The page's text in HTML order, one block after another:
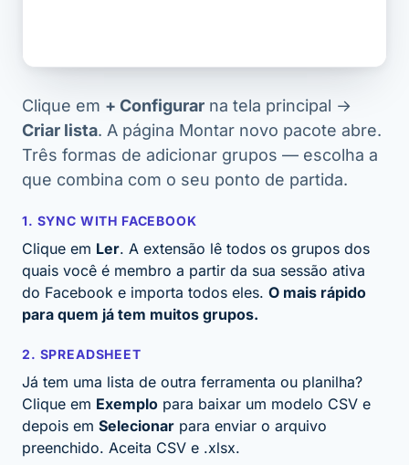
Clique em + Configurar na tela principal →
Criar lista. A página Montar novo pacote abre.
Três formas de adicionar grupos — escolha a
que combina com o seu ponto de partida.
1. SYNC WITH FACEBOOK
Clique em Ler. A extensão lê todos os grupos dos
quais você é membro a partir da sua sessão ativa
do Facebook e importa todos eles. O mais rápido
para quem já tem muitos grupos.
2. SPREADSHEET
Já tem uma lista de outra ferramenta ou planilha?
Clique em Exemplo para baixar um modelo CSV e
depois em Selecionar para enviar o arquivo
preenchido. Aceita CSV e .xlsx.